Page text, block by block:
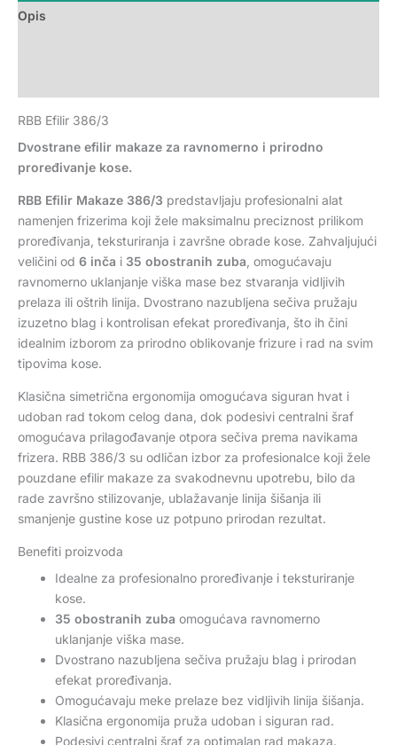
Opis
RBB Efilir 386/3
Dvostrane efilir makaze za ravnomerno i prirodno
proređivanje kose.
RBB Efilir Makaze 386/3 predstavljaju profesionalni alat
namenjen frizerima koji žele maksimalnu preciznost prilikom
proređivanja, teksturiranja i završne obrade kose. Zahvaljujući
veličini od 6 inča i 35 obostranih zuba , omogućavaju
ravnomerno uklanjanje viška mase bez stvaranja vidljivih
prelaza ili oštrih linija. Dvostrano nazubljena sečiva pružaju
izuzetno blag i kontrolisan efekat proređivanja, što ih čini
idealnim izborom za prirodno oblikovanje frizure i rad na svim
tipovima kose.
Klasična simetrična ergonomija omogućava siguran hvat i
udoban rad tokom celog dana, dok podesivi centralni šraf
omogućava prilagođavanje otpora sečiva prema navikama
frizera. RBB 386/3 su odličan izbor za profesionalce koji žele
pouzdane efilir makaze za svakodnevnu upotrebu, bilo da
rade završno stilizovanje, ublažavanje linija šišanja ili
smanjenje gustine kose uz potpuno prirodan rezultat.
Benefiti proizvoda
Idealne za profesionalno proređivanje i teksturiranje
kose.
35 obostranih zuba omogućava ravnomerno
uklanjanje viška mase.
Dvostrano nazubljena sečiva pružaju blag i prirodan
efekat proređivanja.
Omogućavaju meke prelaze bez vidljivih linija šišanja.
Klasična ergonomija pruža udoban i siguran rad.
Podesivi centralni šraf za optimalan rad makaza.